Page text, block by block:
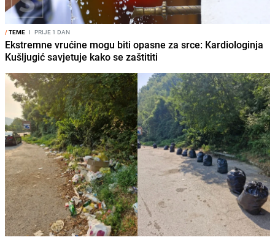
/TEME I PRIJE 1 DAN
Ekstremne vrućine mogu biti opasne za srce: Kardiologinja
Kušljugić savjetuje kako se zaštititi